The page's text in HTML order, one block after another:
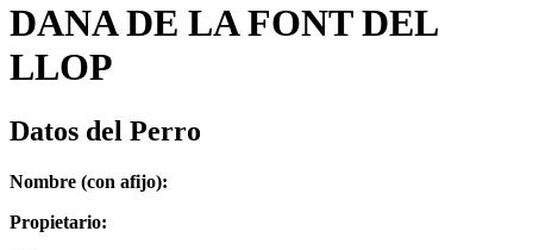
DANA DE LA FONT DEL
LLOP
Datos del Perro
Nombre (con afijo):
Propietario: